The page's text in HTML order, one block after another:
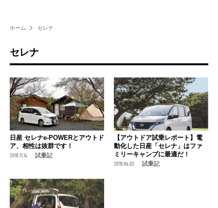
ホーム セレナ
セレナ
日産 セレナe-POWERとアウトド
ア、相性は抜群です！
2018.11.14 試乗記
【アウトドア試乗レポート】電
動化した日産「セレナ」はファ
ミリーキャンプに最適だ！
2018.06.02 試乗記